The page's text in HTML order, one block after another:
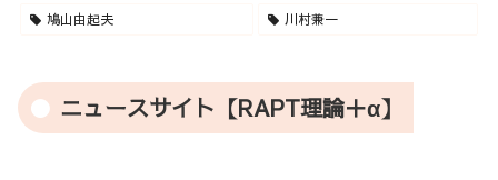
鳩山由起夫 川村兼一
ニュースサイト【RAPT理論＋α】